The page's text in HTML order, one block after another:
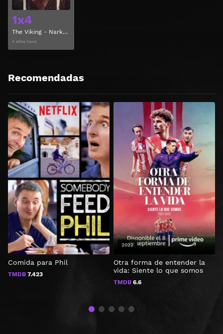
1x4
The Viking - Narkokongens Fald Temporada 1 Capitulo 4
4 años hace
Recomendadas
Comida para Phil
TMDB 7.423
Otra forma de entender la
vida: Siente lo que somos
TMDB 6.6
2022